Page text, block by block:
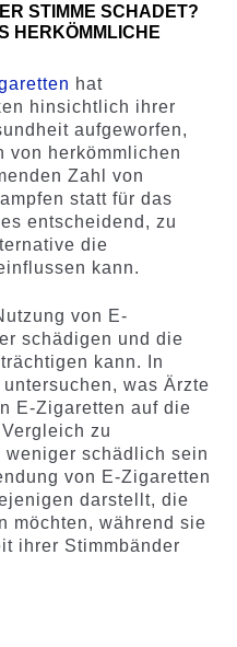
STIMME SCHADET?
HERKÖMMLICHE
hat
hinsichtlich ihrer
aufgeworfen,
von herkömmlichen
Zahl von
statt für das
entscheidend, zu
die
kann.
von E-
schädigen und die
kann. In
was Ärzte
E-Zigaretten auf die
zu
weniger schädlich sein
von E-Zigaretten
darstellt, die
möchten, während sie
ihrer Stimmbänder